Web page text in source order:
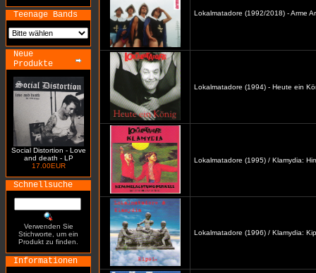
Teenage Bands
Neue
Produkte
Social Distortion - Love
and death - LP
17.00EUR
Schnellsuche
Verwenden Sie
Stichworte, um ein
Produkt zu finden.
Informationen
Lokalmatadore (1992/2018) - Arme
Lokalmatadore (1994) - Heute ein
Lokalmatadore (1995) / Klamydia:
Lokalmatadore (1996) / Klamydia: